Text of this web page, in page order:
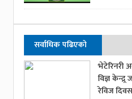
सर्वाधिक पढिएको
भेटेरिनरी
विज्ञ
रेविज दिवस